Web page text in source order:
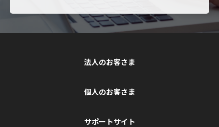
法人のお客さま
個人のお客さま
サポートサイト